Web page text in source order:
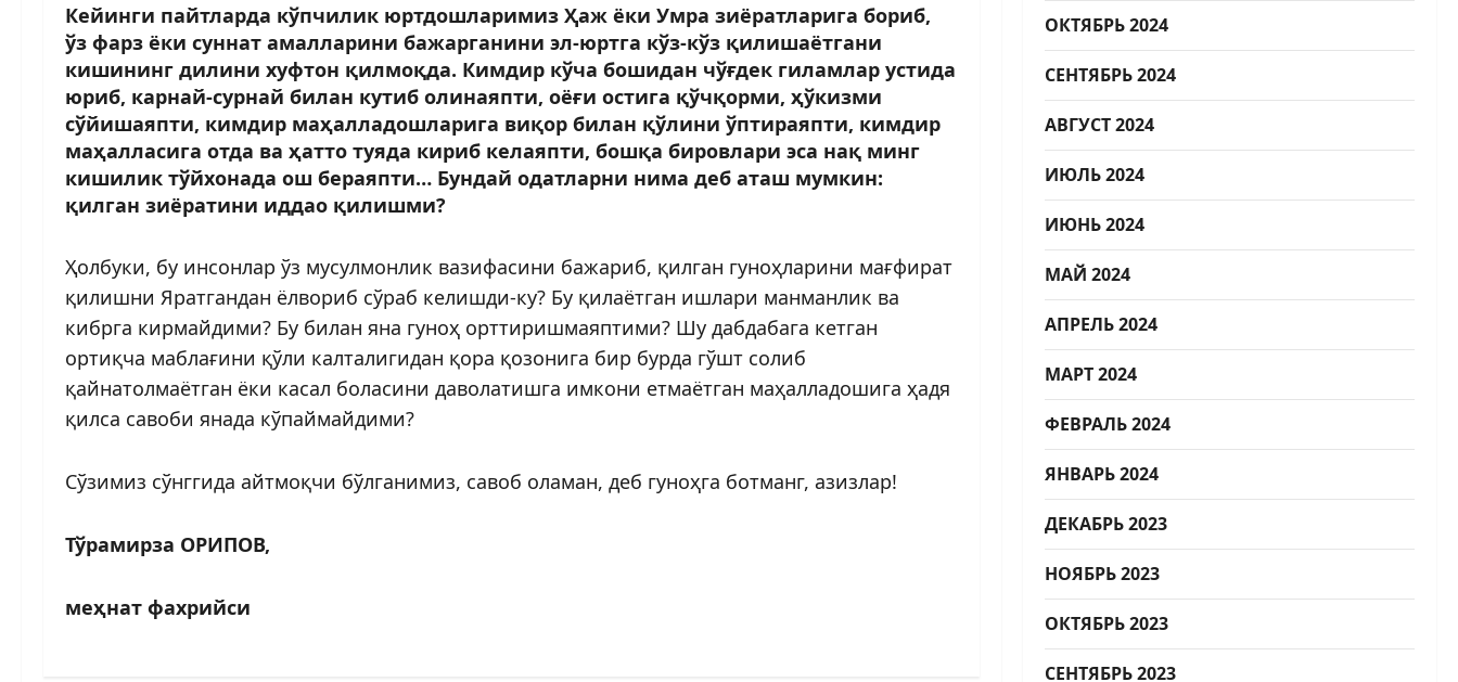
Кейинги пайтларда кўпчилик юртдошларимиз Ҳаж ёки Умра зиё­ратларига бориб,
ўз фарз ёки суннат амалларини бажарганини эл-юрт­га кўз-кўз қилишаётгани
кишининг дилини хуфтон қилмоқда. Кимдир кўча бошидан чўғдек гиламлар устида
юриб, карнай-сурнай билан кутиб олинаяпти, оёғи остига қўчқорми, ҳўкизми
сўйишаяпти, кимдир маҳалладошларига виқор билан қўлини ўптираяпти, кимдир
маҳалласига отда ва ҳатто туяда кириб келаяпти, бошқа бировлари эса нақ минг
кишилик тўйхонада ош бераяпти… Бундай одатларни нима деб аташ мумкин:
қилган зиёратини иддао қилишми?
Ҳолбуки, бу инсонлар ўз мусулмонлик вазифасини бажариб, қилган гуноҳларини мағфират
қилишни Яратгандан ёлвориб сўраб келишди-ку? Бу қилаётган ишлари манманлик ва
кибрга кирмайдими? Бу билан яна гуноҳ орттиришмаяптими? Шу дабдабага кетган
ортиқча маблағини қўли калталигидан қора қозонига бир бурда гўшт солиб
қайнатолмаётган ёки касал боласини даволатишга имкони етмаётган маҳалладошига ҳадя
қилса савоби янада кўпаймайдими?
Сўзимиз сўнггида айтмоқчи бўлганимиз, савоб оламан, деб гуноҳга ботманг, азизлар!
Тўрамирза ОРИПОВ,
меҳнат фахрийси
ОКТЯБРЬ 2024
СЕНТЯБРЬ 2024
АВГУСТ 2024
ИЮЛЬ 2024
ИЮНЬ 2024
МАЙ 2024
АПРЕЛЬ 2024
МАРТ 2024
ФЕВРАЛЬ 2024
ЯНВАРЬ 2024
ДЕКАБРЬ 2023
НОЯБРЬ 2023
ОКТЯБРЬ 2023
СЕНТЯБРЬ 2023